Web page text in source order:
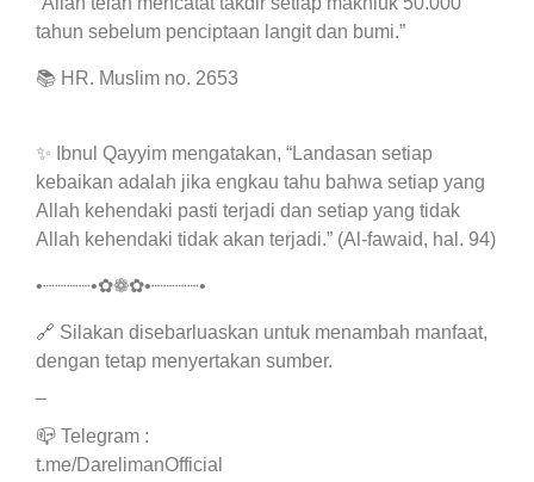
tahun sebelum penciptaan langit dan bumi.”
📚 HR. Muslim no. 2653
✨ Ibnul Qayyim mengatakan, “Landasan setiap
kebaikan adalah jika engkau tahu bahwa setiap yang
Allah kehendaki pasti terjadi dan setiap yang tidak
Allah kehendaki tidak akan terjadi.” (Al-fawaid, hal. 94)
•┈┈┈┈•✿❁✿•┈┈┈┈•
🔗 Silakan disebarluaskan untuk menambah manfaat,
dengan tetap menyertakan sumber.
📪 Telegram :
t.me/DarelimanOfficial